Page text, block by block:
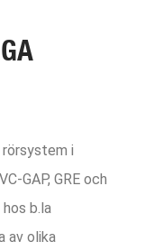
i
GAP, GRE och
b.la
av olika